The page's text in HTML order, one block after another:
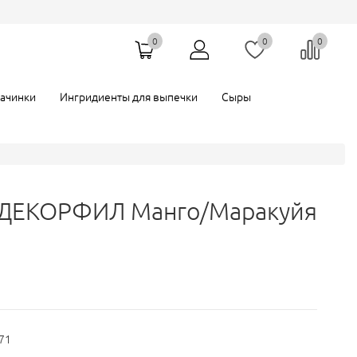
0 0 0
Мастика
Темный шоколад
Ингридиенты для выпечки Сыры
Манго/Маракуйя